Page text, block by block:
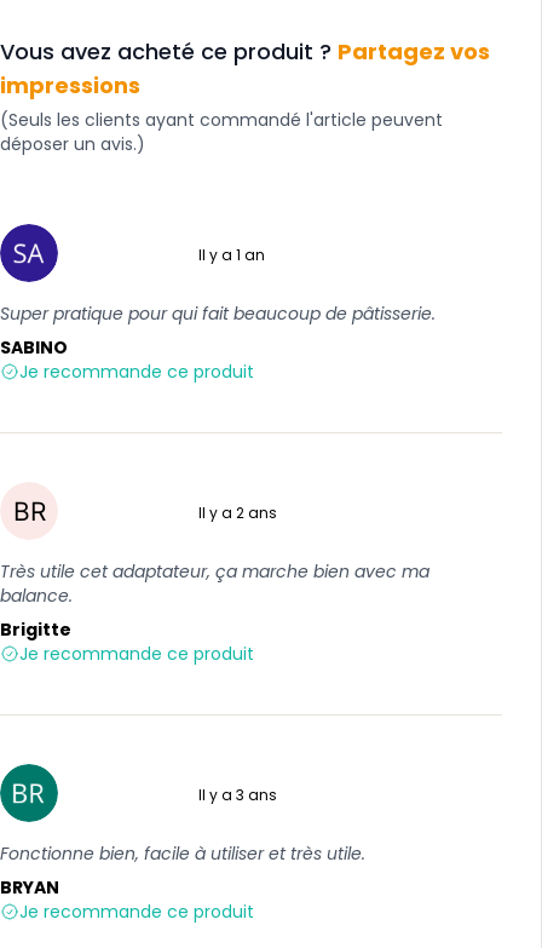
Vous avez acheté ce produit ? Partagez vos
impressions
(Seuls les clients ayant commandé l'article peuvent
déposer un avis.)
Il y a 1 an
Super pratique pour qui fait beaucoup de pâtisserie.
SABINO
Je recommande ce produit
Il y a 2 ans
Très utile cet adaptateur, ça marche bien avec ma
balance.
Brigitte
Je recommande ce produit
Il y a 3 ans
Fonctionne bien, facile à utiliser et très utile.
BRYAN
Je recommande ce produit